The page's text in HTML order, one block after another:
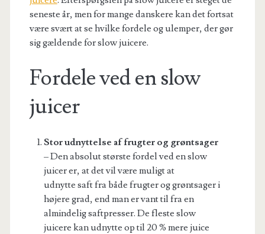
seneste år, men for mange danskere kan det fortsat
være svært at se hvilke fordele og ulemper, der gør
sig gældende for slow juicere.
Fordele ved en slow
juicer
Stor udnyttelse af frugter og grøntsager
– Den absolut største fordel ved en slow
juicer er, at det vil være muligt at
udnytte saft fra både frugter og grøntsager i
højere grad, end man er vant til fra en
almindelig saftpresser. De fleste slow
juicere kan udnytte op til 20 % mere juice